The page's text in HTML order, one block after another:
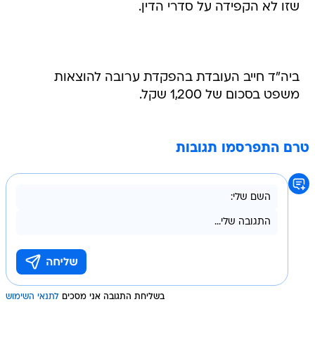
שזו לא הקפידה על סדרי הדין.
ביה"ד חייב העובדת בהפקדת ערובה להוצאות
משפט בסכום של 1,200 שקל.
טרם התפרסמו תגובות
בשליחת התגובה אני מסכים לתנאי השימוש